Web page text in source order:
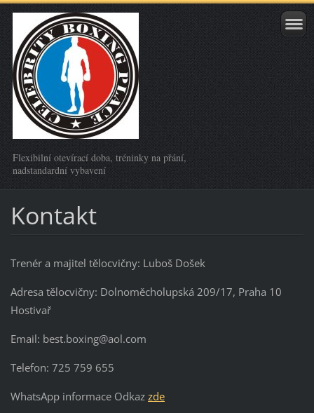
Flexibilní otevírací doba, tréninky na přání,
nadstandardní vybavení
Kontakt
Trenér a majitel tělocvičny: Luboš Došek
Adresa tělocvičny: Dolnoměcholupská 209/17, Praha 10
Hostivař
Email: best.boxing@aol.com
Telefon: 725 759 655
WhatsApp informace Odkaz zde